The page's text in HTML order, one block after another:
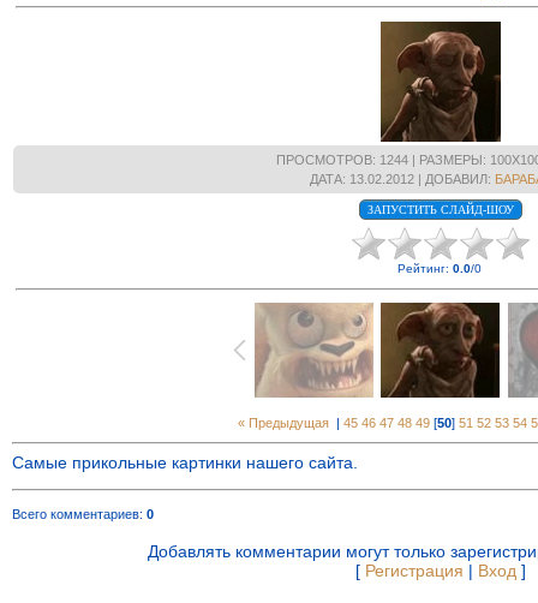
ПРОСМОТРОВ: 1244 | РАЗМЕРЫ:
ДАТА: 13.02.2012 | ДОБАВИЛ:
Рейтинг:0.0/0
« Предыдущая | 45 46 47 48 49 [50] 51 52 53 54
Самые прикольные картинки нашего сайта.
Всего комментариев: 0
Добавлять комментарии могут только
[ Регистрация | Вход ]